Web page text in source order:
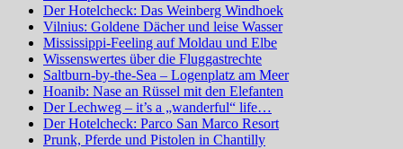
Der Hotelcheck: Das Weinberg Windhoek
Vilnius: Goldene Dächer und leise Wasser
Mississippi-Feeling auf Moldau und Elbe
Wissenswertes über die Fluggastrechte
Saltburn-by-the-Sea – Logenplatz am Meer
Hoanib: Nase an Rüssel mit den Elefanten
Der Lechweg – it’s a „wanderful“ life…
Der Hotelcheck: Parco San Marco Resort
Prunk, Pferde und Pistolen in Chantilly